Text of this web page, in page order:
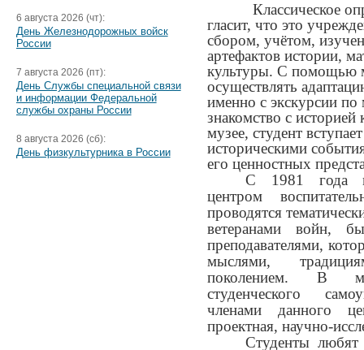
6 августа 2026 (чт):
День Железнодорожных войск
России
7 августа 2026 (пт):
День Службы специальной связи
и информации Федеральной
службы охраны России
8 августа 2026 (сб):
День физкультурника в России
Классическое
гласит, что это
сбором, учётом,
артефактов истории,
культуры. С помощью
осуществлять
именно с экскурсии по
знакомство с
музее, студент
историческими
его ценностных
С 1981 года
центром
проводятся
ветеранами войн,
преподавателями,
мыслями,
поколением. В
студенческого
членами данного
проектная, научно-
Студенты